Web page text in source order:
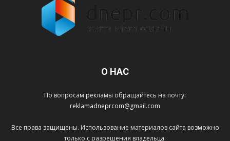
О НАС
По вопросам рекламы обращайтесь на почту:
reklamadneprcom@gmail.com
Все права защищены. Использование материалов сайта возможно
только с разрешения владельца.